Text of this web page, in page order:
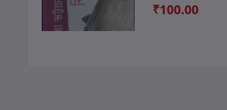
₹100.00